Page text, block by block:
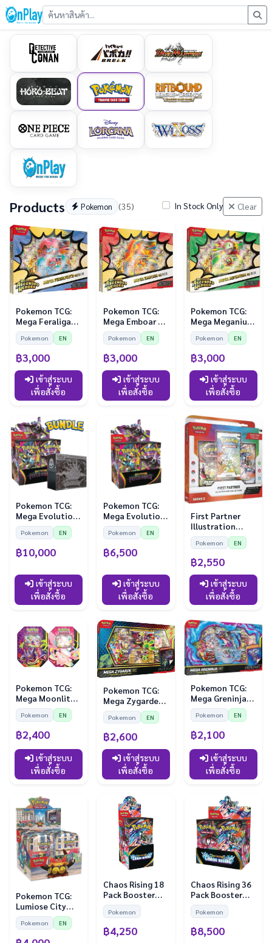
Products Pokemon (35) In Stock Only Clear
Pokemon TCG:
Mega Feraligatr
ex Box —
Ascended
Heroes
Pokemon EN
฿3,000
เข้าสู่ระบบ
เพื่อสั่งซื้อ
Pokemon TCG:
Mega Emboar ex
Box — Ascended
Heroes
Pokemon EN
฿3,000
เข้าสู่ระบบ
เพื่อสั่งซื้อ
Pokemon TCG:
Mega Meganium
ex Box —
Ascended
Heroes
Pokemon EN
฿3,000
เข้าสู่ระบบ
เพื่อสั่งซื้อ
Pokemon TCG:
Mega Evolution
- Pitch Black 36
Booster Display
+ Elite Trainer
Box BUNDLE
Pokemon EN
฿10,000
เข้าสู่ระบบ
เพื่อสั่งซื้อ
Pokemon TCG:
Mega Evolution
- Pitch Black 36
Booster Display
Pokemon EN
฿6,500
เข้าสู่ระบบ
เพื่อสั่งซื้อ
First Partner
Illustration
Collection
Series 2
Pokemon EN
฿2,550
เข้าสู่ระบบ
เพื่อสั่งซื้อ
Pokemon TCG:
Mega Moonlit
Tin Bundle
Pokemon EN
฿2,400
เข้าสู่ระบบ
เพื่อสั่งซื้อ
Pokemon TCG:
Mega Zygarde
ex Premium
Collection
Pokemon EN
฿2,600
เข้าสู่ระบบ
เพื่อสั่งซื้อ
Pokemon TCG:
Mega Greninja
ex Premium
Collection
Pokemon EN
฿2,100
เข้าสู่ระบบ
เพื่อสั่งซื้อ
Pokemon TCG:
Lumiose City
Mini Tin Display
Pokemon EN
Chaos Rising 18
Pack Booster
Box (EN)
Pokemon
฿4,250
Chaos Rising 36
Pack Booster
Box (EN)
Pokemon
฿8,500